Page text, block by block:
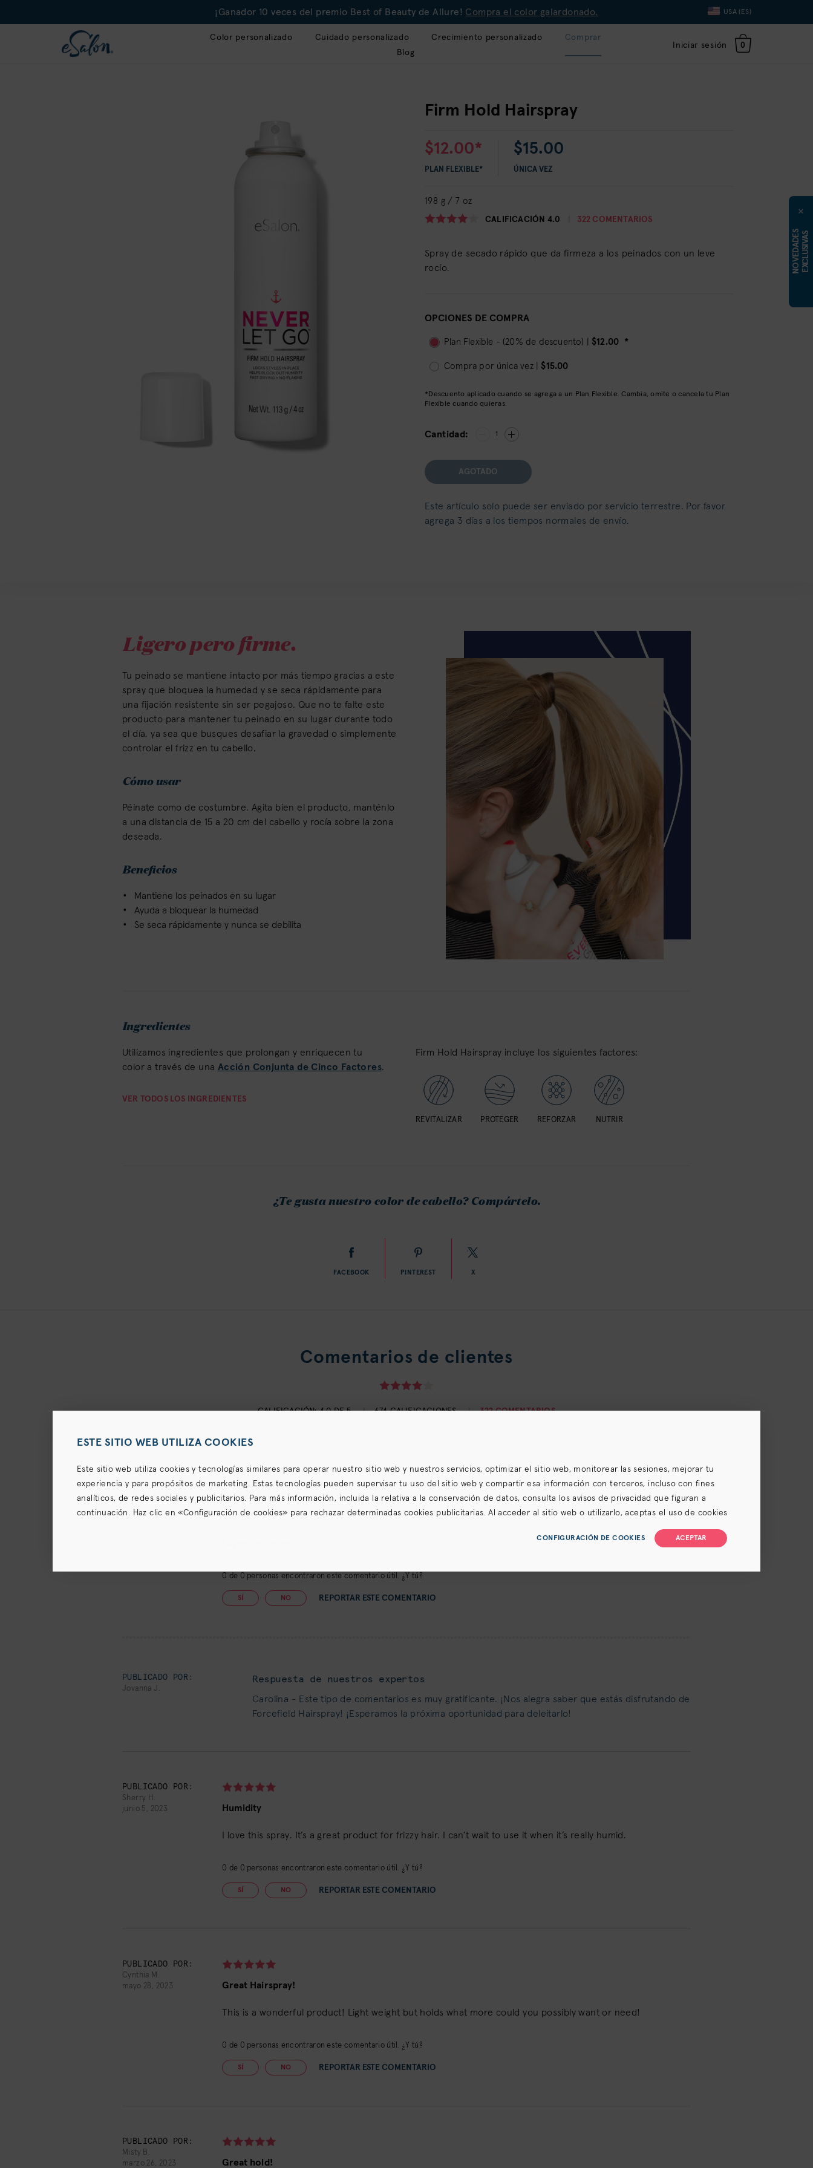
USA (ES)
Language
Toggle
Dropdown
¡Ganador 10 veces del premio Best of Beauty de Allure! Compra el color galardonado.
Color personalizado Cuidado personalizado Crecimiento personalizado
Comprar
Blog
Iniciar sesión 0
N
O
V
E
D
A
D
E
S
E
X
C
L
U
S
I
V
AS
×
Firm Hold Hairspray
$12.00*
PLAN FLEXIBLE*
$15.00
ÚNICA VEZ
198 g / 7 oz
CALIFICACIÓN 4.0 322 COMENTARIOS
Spray de secado rápido que da firmeza a los peinados con un leve
rocío.
OPCIONES DE COMPRA
Plan Flexible - (20% de descuento) | $12.00 *
Compra por única vez | $15.00
*Descuento aplicado cuando se agrega a un Plan Flexible. Cambia, omite o cancela tu Plan
Flexible cuando quieras.
Cantidad: 1
AGOTADO
Este artículo solo puede ser enviado por servicio terrestre. Por favor
agrega 3 días a los tiempos normales de envío.
Ligero pero firme.
Tu peinado se mantiene intacto por más tiempo gracias a este
spray que bloquea la humedad y se seca rápidamente para
una fijación resistente sin ser pegajoso. Que no te falte este
producto para mantener tu peinado en su lugar durante todo
el día, ya sea que busques desafiar la gravedad o simplemente
controlar el frizz en tu cabello.
Cómo usar
Péinate como de costumbre. Agita bien el producto, manténlo
a una distancia de 15 a 20 cm del cabello y rocía sobre la zona
deseada.
Beneficios
Mantiene los peinados en su lugar
Ayuda a bloquear la humedad
Se seca rápidamente y nunca se debilita
Ingredientes
Utilizamos ingredientes que prolongan y enriquecen tu
color a través de una Acción Conjunta de Cinco Factores.
VER TODOS LOS INGREDIENTES
Firm Hold Hairspray incluye los siguientes factores:
REVITALIZAR PROTEGER REFORZAR NUTRIR
¿Te gusta nuestro color de cabello? Compártelo.
FACEBOOK PINTEREST X
Comentarios de clientes
CALIFICACIÓN:4.0 DE 5 674 CALIFICACIONES 322 COMENTARIOS
PUBLICADO POR:
octubre 19, 2021
Excelente
0 de 0 personas encontraron este comentario útil. ¿Y tú?
SÍ NO REPORTAR ESTE COMENTARIO
PUBLICADO POR:
Jovanna J.
Respuesta de nuestros expertos
Carolina - Este tipo de comentarios es muy gratificante. ¡Nos alegra saber que estás disfrutando de
Forcefield Hairspray! ¡Esperamos la próxima oportunidad para deleitarlo!
PUBLICADO POR:
Sherry H.
junio 5, 2023
Humidity
I love this spray. It’s a great product for frizzy hair. I can’t wait to use it when it’s really humid.
0 de 0 personas encontraron este comentario útil. ¿Y tú?
SÍ NO REPORTAR ESTE COMENTARIO
PUBLICADO POR:
Cynthia M.
mayo 28, 2023
Great Hairspray!
This is a wonderful product! Light weight but holds what more could you possibly want or need!
0 de 0 personas encontraron este comentario útil. ¿Y tú?
SÍ NO REPORTAR ESTE COMENTARIO
PUBLICADO POR:
Misty B.
marzo 26, 2023
Great hold!
ESTE SITIO WEB UTILIZA COOKIES
Este sitio web utiliza cookies y tecnologías similares para operar nuestro sitio web y nuestros servicios, optimizar el sitio web, monitorear las sesiones, mejorar tu
experiencia y para propósitos de marketing. Estas tecnologías pueden supervisar tu uso del sitio web y compartir esa información con terceros, incluso con fines
analíticos, de redes sociales y publicitarios. Para más información, incluida la relativa a la conservación de datos, consulta los avisos de privacidad que figuran a
continuación. Haz clic en «Configuración de cookies» para rechazar determinadas cookies publicitarias. Al acceder al sitio web o utilizarlo, aceptas el uso de cookies
Política de privacidad
ACEPTAR
CONFIGURACIÓN DE COOKIES